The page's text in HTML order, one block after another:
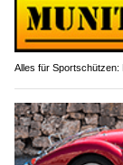
Alles für Sportschützen: